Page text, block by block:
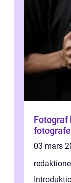
Fotograf lund
03 mars